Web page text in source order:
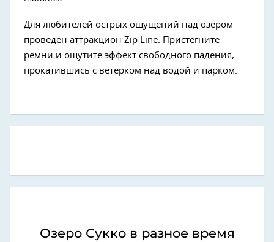
Для любителей острых ощущений над озером
проведен аттракцион Zip Line. Пристегните
ремни и ощутите эффект свободного падения,
прокатившись с ветерком над водой и парком.
Озеро Сукко в разное время